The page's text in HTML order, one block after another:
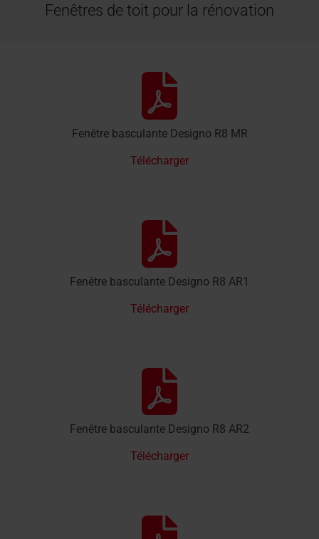
Fenêtres de toit pour la rénovation
Fenêtre basculante Designo R8 MR
Télécharger
Fenêtre basculante Designo R8 AR1
Télécharger
Fenêtre basculante Designo R8 AR2
Télécharger